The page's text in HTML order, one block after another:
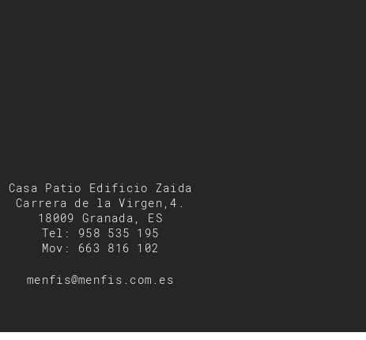
Casa Patio Edificio Zaida
Carrera de la Virgen,4.
18009 Granada, ES
Tel: 958 535 195
Mov: 663 816 102
menfis@menfis.com.es